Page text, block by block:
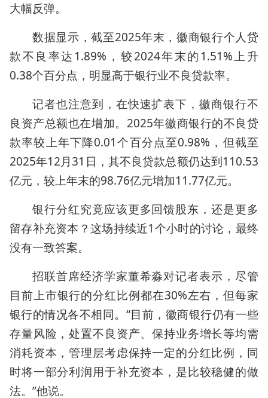
大幅反弹。
数据显示，截至2025年末，徽商银行个人贷
款不良率达1.89%，较2024年末的1.51%上升
0.38个百分点，明显高于银行业不良贷款率。
记者也注意到，在快速扩表下，徽商银行不
良资产总额也在增加。2025年徽商银行的不良贷
款率较上年下降0.01个百分点至0.98%，但截至
2025年12月31日，其不良贷款总额仍达到110.53
亿元，较上年末的98.76亿元增加11.77亿元。
银行分红究竟应该更多回馈股东，还是更多
留存补充资本？这场持续近1个小时的讨论，最终
没有一致答案。
招联首席经济学家董希淼对记者表示，尽管
目前上市银行的分红比例都在30%左右，但每家
银行的情况各不相同。“目前，徽商银行仍有一些
存量风险，处置不良资产、保持业务增长等均需
消耗资本，管理层考虑保持一定的分红比例，同
时将一部分利润用于补充资本，是比较稳健的做
法。”他说。